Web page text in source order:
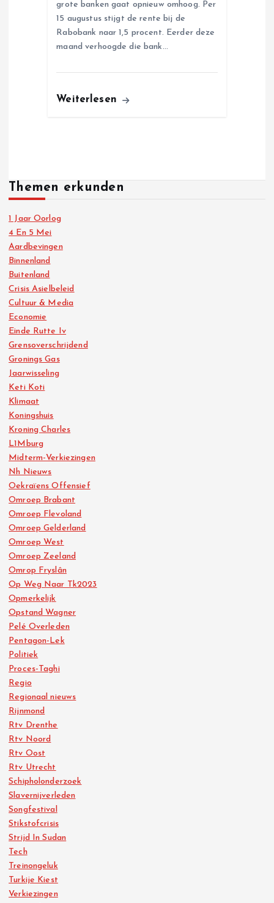
grote banken gaat opnieuw omhoog. Per
15 augustus stijgt de rente bij de
Rabobank naar 1,5 procent. Eerder deze
maand verhoogde die bank…
Weiterlesen
Themen erkunden
1 Jaar Oorlog
4 En 5 Mei
Aardbevingen
Binnenland
Buitenland
Crisis Asielbeleid
Cultuur & Media
Economie
Einde Rutte Iv
Grensoverschrijdend
Gronings Gas
Jaarwisseling
Keti Koti
Klimaat
Koningshuis
Kroning Charles
L1Mburg
Midterm-Verkiezingen
Nh Nieuws
Oekraïens Offensief
Omroep Brabant
Omroep Flevoland
Omroep Gelderland
Omroep West
Omroep Zeeland
Omrop Fryslân
Op Weg Naar Tk2023
Opmerkelijk
Opstand Wagner
Pelé Overleden
Pentagon-Lek
Politiek
Proces-Taghi
Regio
Regionaal nieuws
Rijnmond
Rtv Drenthe
Rtv Noord
Rtv Oost
Rtv Utrecht
Schipholonderzoek
Slavernijverleden
Songfestival
Stikstofcrisis
Strijd In Sudan
Tech
Treinongeluk
Turkije Kiest
Verkiezingen